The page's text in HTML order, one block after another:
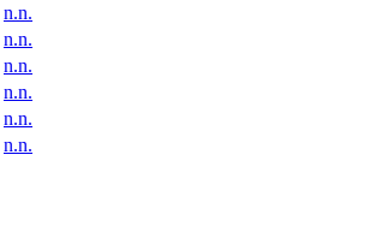
n.n.
n.n.
n.n.
n.n.
n.n.
n.n.